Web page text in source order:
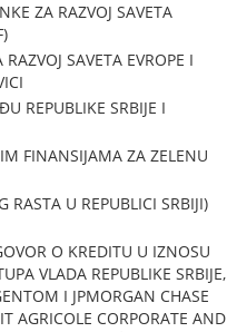
ZA RAZVOJ SAVETA
SAVETA EVROPE I
REPUBLIKE SRBIJE I
FINANSIJAMA ZA ZELENU
U REPUBLICI SRBIJI)
O KREDITU U IZNOSU
VLADA REPUBLIKE SRBIJE,
I JPMORGAN CHASE
AGRICOLE CORPORATE AND